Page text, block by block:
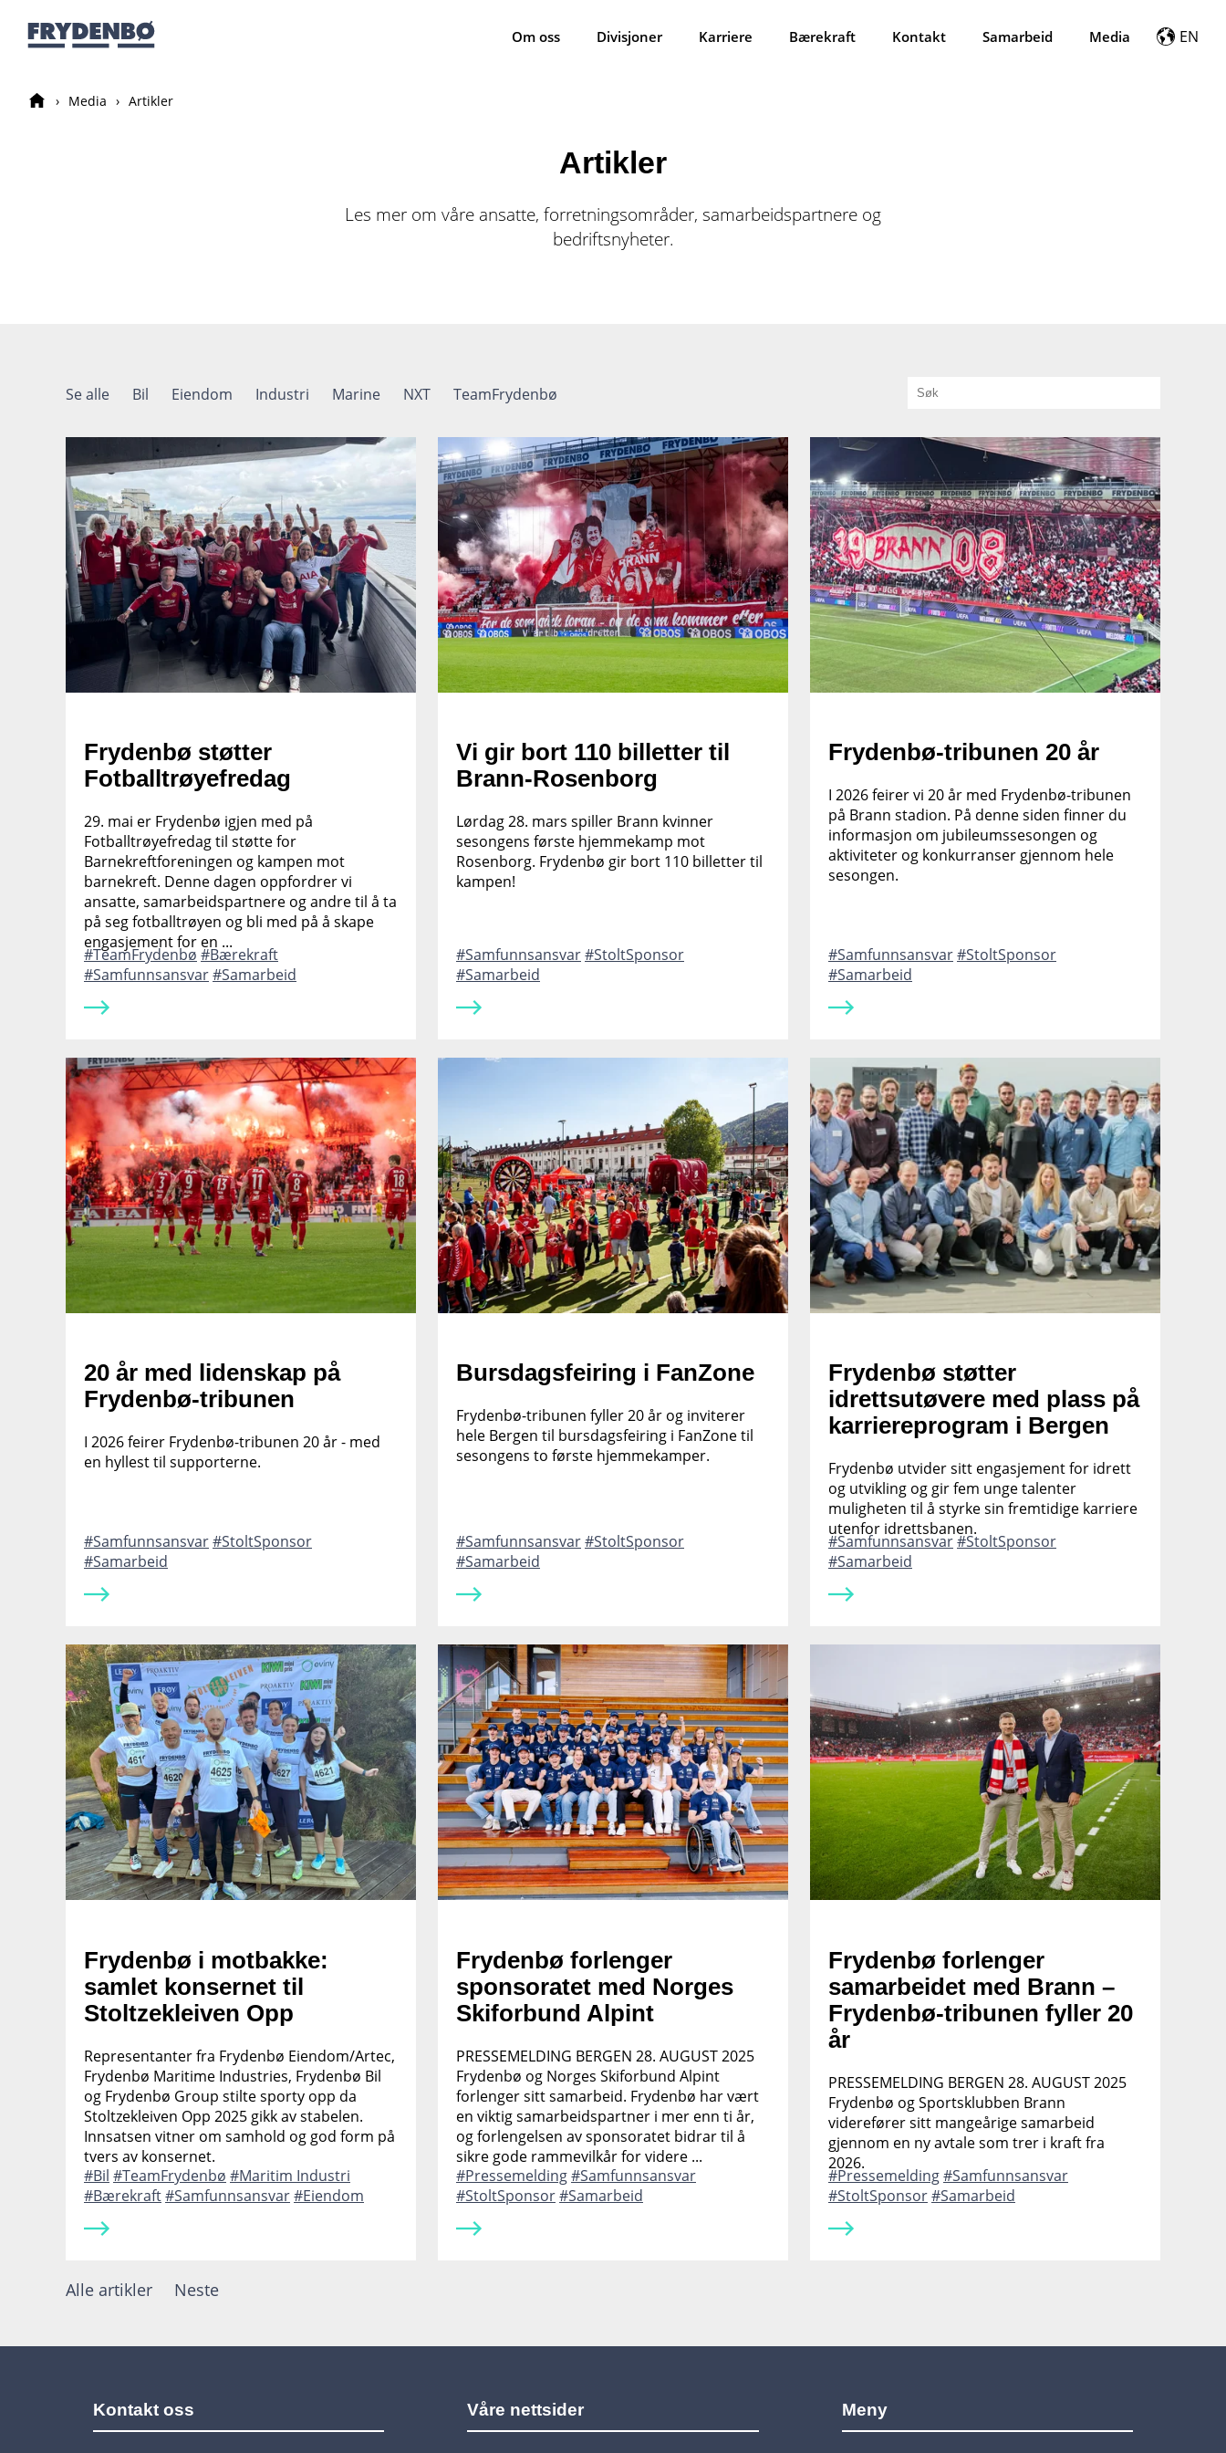
Om oss Divisjoner Karriere Bærekraft Kontakt Samarbeid Media EN
Media Artikler
Artikler
Les mer om våre ansatte, forretningsområder, samarbeidspartnere og
bedriftsnyheter.
Se alle Bil Eiendom Industri Marine NXT TeamFrydenbø
Frydenbø støtter
Fotballtrøyefredag
29. mai er Frydenbø igjen med på
Fotballtrøyefredag til støtte for
Barnekreftforeningen og kampen mot
barnekreft. Denne dagen oppfordrer vi
ansatte, samarbeidspartnere og andre til å ta
på seg fotballtrøyen og bli med på å skape
engasjement for en ...
TeamFrydenbø
Bærekraft
Samfunnsansvar
Samarbeid
Vi gir bort 110 billetter til
Brann-Rosenborg
Lørdag 28. mars spiller Brann kvinner
sesongens første hjemmekamp mot
Rosenborg. Frydenbø gir bort 110 billetter til
kampen!
Samfunnsansvar
StoltSponsor
Samarbeid
Frydenbø-tribunen 20 år
I 2026 feirer vi 20 år med Frydenbø-tribunen
på Brann stadion. På denne siden finner du
informasjon om jubileumssesongen og
aktiviteter og konkurranser gjennom hele
sesongen.
Samfunnsansvar
StoltSponsor
Samarbeid
20 år med lidenskap på
Frydenbø-tribunen
I 2026 feirer Frydenbø-tribunen 20 år - med
en hyllest til supporterne.
Samfunnsansvar
StoltSponsor
Samarbeid
Bursdagsfeiring i FanZone
Frydenbø-tribunen fyller 20 år og inviterer
hele Bergen til bursdagsfeiring i FanZone til
sesongens to første hjemmekamper.
Samfunnsansvar
StoltSponsor
Samarbeid
Frydenbø støtter
idrettsutøvere med plass på
karriereprogram i Bergen
Frydenbø utvider sitt engasjement for idrett
og utvikling og gir fem unge talenter
muligheten til å styrke sin fremtidige karriere
utenfor idrettsbanen.
Samfunnsansvar
StoltSponsor
Samarbeid
Frydenbø i motbakke:
samlet konsernet til
Stoltzekleiven Opp
Representanter fra Frydenbø Eiendom/Artec,
Frydenbø Maritime Industries, Frydenbø Bil
og Frydenbø Group stilte sporty opp da
Stoltzekleiven Opp 2025 gikk av stabelen.
Innsatsen vitner om samhold og god form på
tvers av konsernet.
Bil
TeamFrydenbø
Maritim Industri
Bærekraft
Samfunnsansvar Eiendom
Frydenbø forlenger
sponsoratet med Norges
Skiforbund Alpint
PRESSEMELDING BERGEN 28. AUGUST 2025
Frydenbø og Norges Skiforbund Alpint
forlenger sitt samarbeid. Frydenbø har vært
en viktig samarbeidspartner i mer enn ti år,
og forlengelsen av sponsoratet bidrar til å
sikre gode rammevilkår for videre ...
Pressemelding
Samfunnsansvar
StoltSponsor
Samarbeid
Frydenbø forlenger
samarbeidet med Brann –
Frydenbø-tribunen fyller 20
år
PRESSEMELDING BERGEN 28. AUGUST 2025
Frydenbø og Sportsklubben Brann
viderefører sitt mangeårige samarbeid
gjennom en ny avtale som trer i kraft fra
2026.
Pressemelding
Samfunnsansvar
StoltSponsor
Samarbeid
Alle artikler Neste
Kontakt oss Våre nettsider Meny